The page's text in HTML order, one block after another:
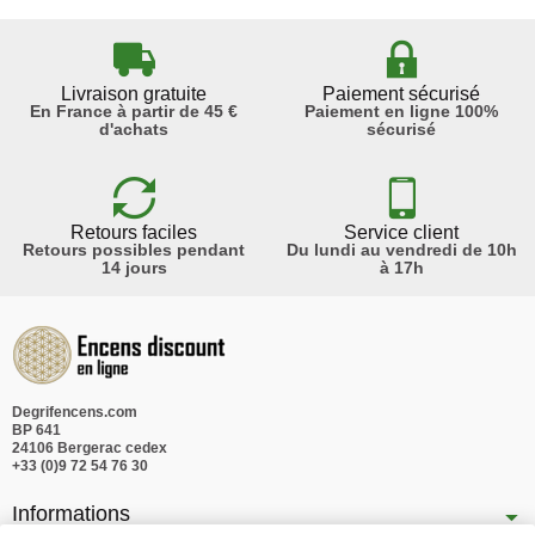
Livraison gratuite
En France à partir de 45 €
d'achats
Paiement sécurisé
Paiement en ligne 100%
sécurisé
Retours faciles
Retours possibles pendant
14 jours
Service client
Du lundi au vendredi de 10h
à 17h
Degrifencens.com
BP 641
24106 Bergerac cedex
+33 (0)9 72 54 76 30
Informations